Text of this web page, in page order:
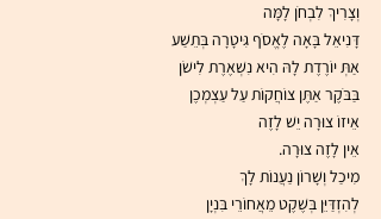
וְצָרִיךְ לִבְחֹן לָמָּה
דָּנִיאֵל בָּאָה לֶאֱסֹף גִּיטָרָה בְּתֵשַׁע
אַתְּ יוֹרֶדֶת לָהּ הִיא נִשְׁאֶרֶת לִישֹׁן
בַּבֹּקֶר אַתֶּן צוֹחֲקוֹת עַל עַצְמְכֶן
אֵיזוֹ צוּרָה יֵשׁ לָזֶה
אֵין לָזֶה צוּרָה.
מִיכַל וְשָׁרוֹן נַעֲנוֹת לָךְ
לְהִזְדַּיֵּן בְּשֶׁקֶט מֵאֲחוֹרֵי בִּנְיָן